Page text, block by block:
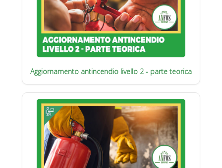
Aggiornamento antincendio livello 2 - parte teorica